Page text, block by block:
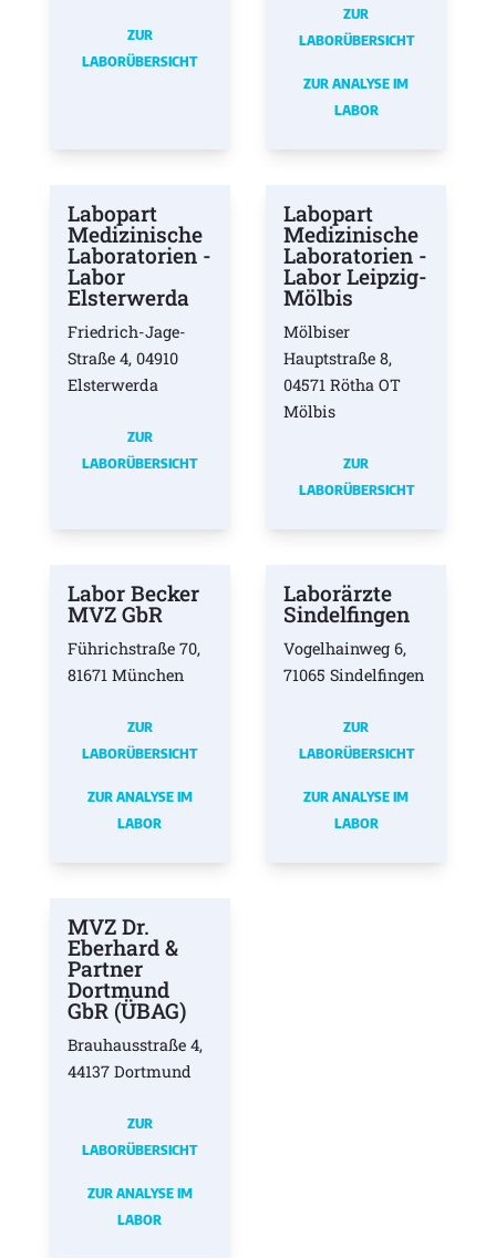
ZUR
LABORÜBERSICHT
ZUR
LABORÜBERSICHT
ZUR ANALYSE IM
LABOR
Labopart
Medizinische
Laboratorien -
Labor
Elsterwerda
Friedrich-Jage-
Straße 4, 04910
Elsterwerda
ZUR
LABORÜBERSICHT
Labopart
Medizinische
Laboratorien -
Labor Leipzig-
Mölbis
Mölbiser
Hauptstraße 8,
04571 Rötha OT
Mölbis
ZUR
LABORÜBERSICHT
Labor Becker
MVZ GbR
Führichstraße 70,
81671 München
ZUR
LABORÜBERSICHT
ZUR ANALYSE IM
LABOR
Laborärzte
Sindelfingen
Vogelhainweg 6,
71065 Sindelfingen
ZUR
LABORÜBERSICHT
ZUR ANALYSE IM
LABOR
MVZ Dr.
Eberhard &
Partner
Dortmund
GbR (ÜBAG)
Brauhausstraße 4,
44137 Dortmund
ZUR
LABORÜBERSICHT
ZUR ANALYSE IM
LABOR